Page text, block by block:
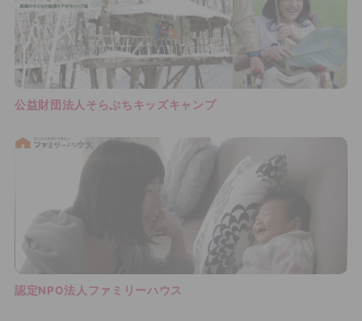
公益財団法人そらぷちキッズキャンプ
認定NPO法人ファミリーハウス